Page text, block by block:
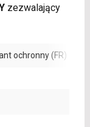
zezwalający
ochronny (FR)